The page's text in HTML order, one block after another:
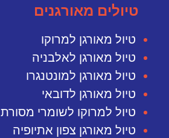
טיולים מאורגנים
טיול מאורגן למרוקו
טיול מאורגן לאלבניה
טיול מאורגן למונטנגרו
טיול מאורגן לדובאי
טיול למרוקו לשומרי מסורת
טיול מאורגן צפון אתיופיה